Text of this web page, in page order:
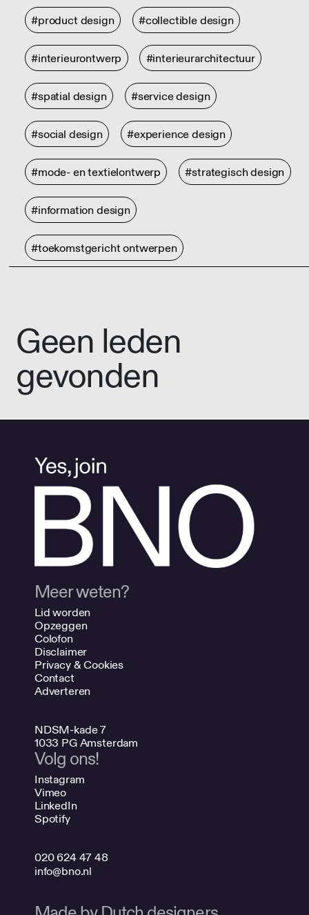
#product design #collectible design
#interieurontwerp #interieurarchitectuur
#spatial design #service design
#social design #experience design
#mode- en textielontwerp #strategisch design
#information design
#toekomstgericht ontwerpen
Geen leden
gevonden
Meer weten?
Lid worden
Opzeggen
Colofon
Disclaimer
Privacy & Cookies
Contact
Adverteren
NDSM-kade 7
1033 PG Amsterdam
Volg ons!
Instagram
Vimeo
LinkedIn
Spotify
020 624 47 48
info@bno.nl